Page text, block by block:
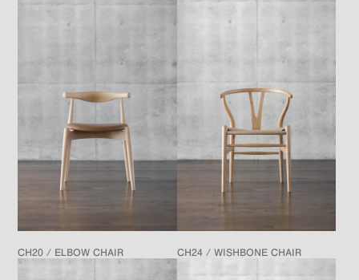
CH20 / ELBOW CHAIR CH24 / WISHBONE CHAIR